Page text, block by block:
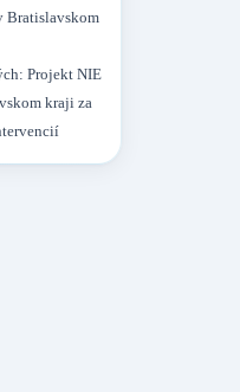
Bratislavskom
Projekt NIE
kraji za